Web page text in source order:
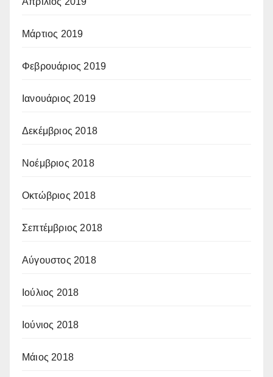
Μάρτιος 2019
Φεβρουάριος 2019
Ιανουάριος 2019
Δεκέμβριος 2018
Νοέμβριος 2018
Οκτώβριος 2018
Σεπτέμβριος 2018
Αύγουστος 2018
Ιούλιος 2018
Ιούνιος 2018
Μάιος 2018